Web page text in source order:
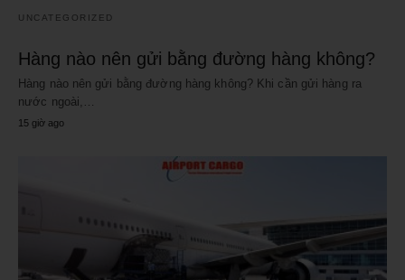
UNCATEGORIZED
Hàng nào nên gửi bằng đường hàng không?
Hàng nào nên gửi bằng đường hàng không? Khi cần gửi hàng ra
nước ngoài,…
15 giờ ago